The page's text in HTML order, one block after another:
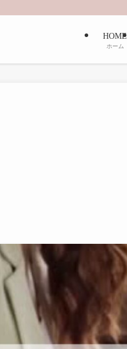
HOME
ホーム